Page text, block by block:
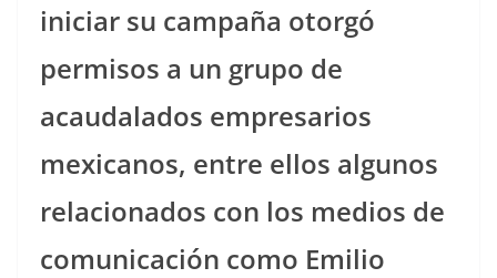
iniciar su campaña otorgó
permisos a un grupo de
acaudalados empresarios
mexicanos, entre ellos algunos
relacionados con los medios de
comunicación como Emilio